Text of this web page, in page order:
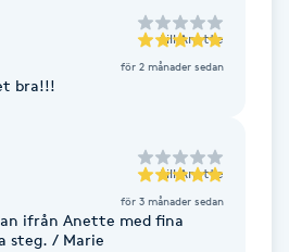
till Anette
för 2 månader sedan
bra!!!
till Anette
för 3 månader sedan
ifrån Anette med fina
steg. / Marie